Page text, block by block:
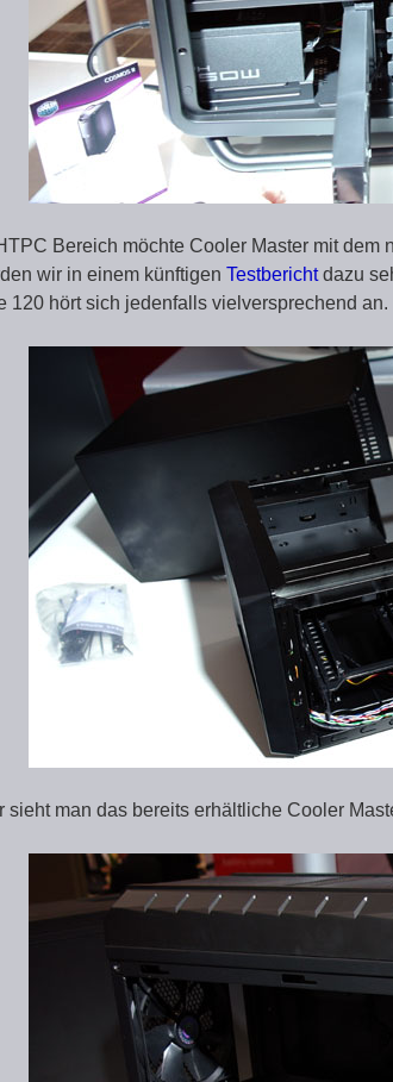
Bereich möchte Cooler Master mit
wir in einem künftigen Testberichtdazu
120 hört sich jedenfalls vielversprechend an.
sieht man das bereits erhältliche Cooler